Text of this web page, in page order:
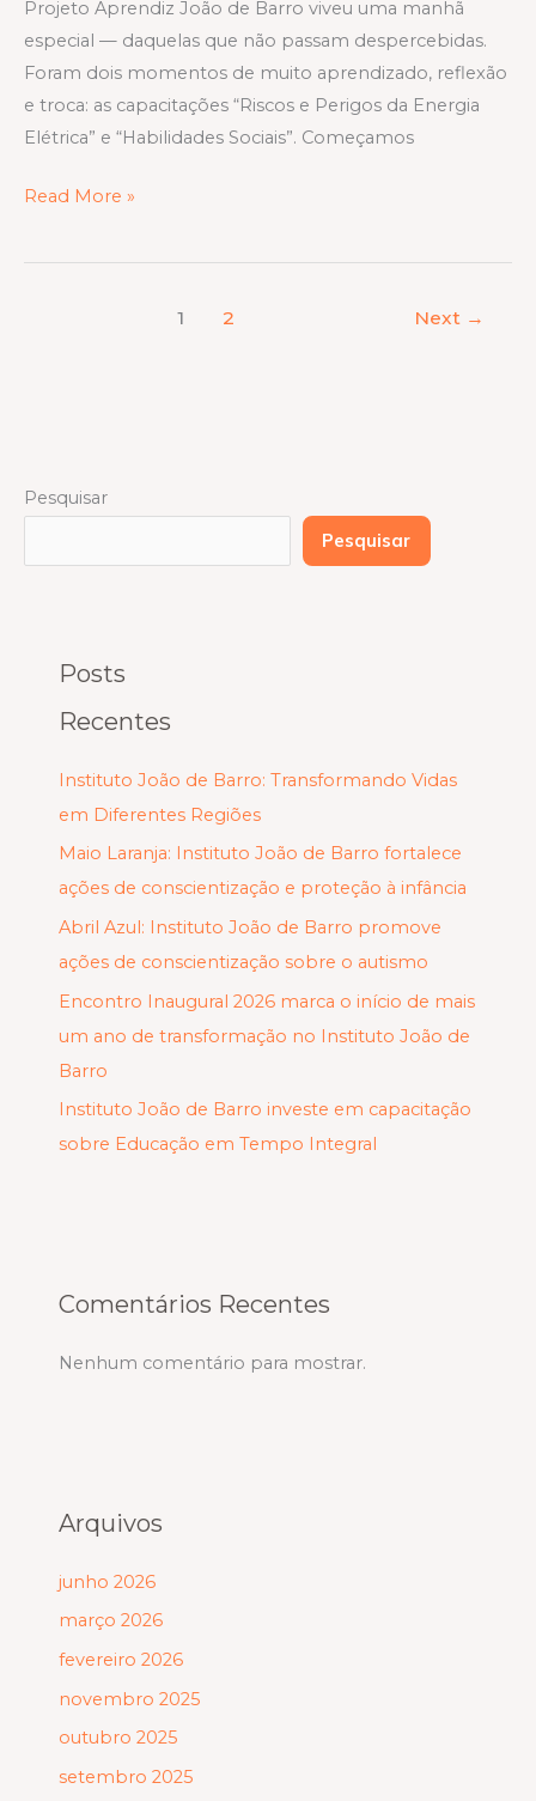
Projeto Aprendiz João de Barro viveu uma manhã
especial — daquelas que não passam despercebidas.
Foram dois momentos de muito aprendizado, reflexão
e troca: as capacitações “Riscos e Perigos da Energia
Elétrica” e “Habilidades Sociais”. Começamos
Read More »
1 2 Next →
Pesquisar
Pesquisar
Posts
Recentes
Instituto João de Barro: Transformando Vidas
em Diferentes Regiões
Maio Laranja: Instituto João de Barro fortalece
ações de conscientização e proteção à infância
Abril Azul: Instituto João de Barro promove
ações de conscientização sobre o autismo
Encontro Inaugural 2026 marca o início de mais
um ano de transformação no Instituto João de
Barro
Instituto João de Barro investe em capacitação
sobre Educação em Tempo Integral
Comentários Recentes
Nenhum comentário para mostrar.
Arquivos
junho 2026
março 2026
fevereiro 2026
novembro 2025
outubro 2025
setembro 2025